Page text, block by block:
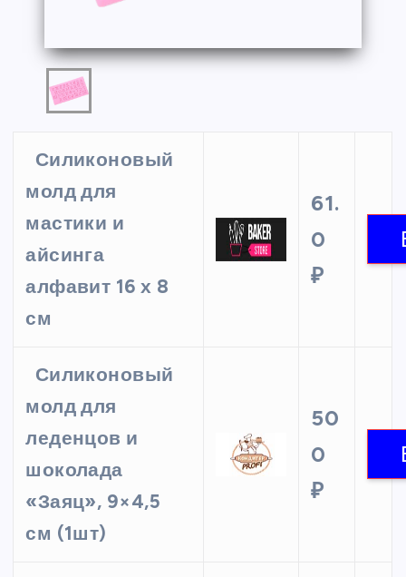
Силиконовый
молд для
мастики и
айсинга
алфавит 16 х 8
см
61.
0
₽
Силиконовый
молд для
леденцов и
шоколада
«Заяц», 9×4,5
см (1шт)
50
0
₽